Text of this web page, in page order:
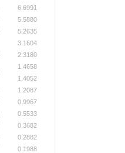
6.6991
5.5880
5.2635
3.1604
2.3180
1.4658
1.4052
1.2087
0.9967
0.5533
0.3682
0.2882
0.1988